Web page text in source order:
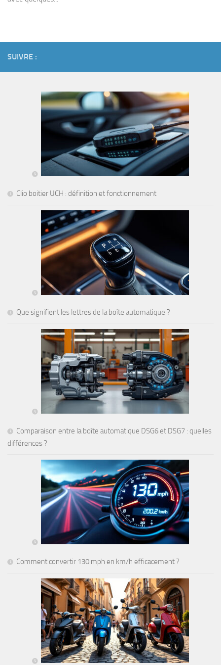
SUIVRE :
Clio boitier UCH : définition et fonctionnement
Que signifient les lettres de la boîte automatique ?
Comparaison entre la boîte automatique DSG6 et DSG7 : quelles
différences ?
Comment convertir 130 mph en km/h efficacement ?